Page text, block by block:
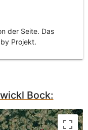
der Seite. Das
Projekt.
Bock: